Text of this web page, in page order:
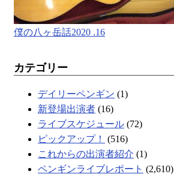
僕の八ヶ岳話2020 .16
カテゴリー
デイリーペンギン (1)
新登場出演者 (16)
ライブスケジュール (72)
ピックアップ！
(516)
これからの出演者紹介 (1)
ペンギンライブレポート (2,610)